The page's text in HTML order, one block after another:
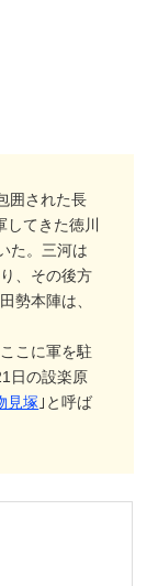
囲された長
てきた徳川
た。三河は
、その後方
勢本陣は、
こに軍を駐
日の設楽原
見塚 ｣と呼ば